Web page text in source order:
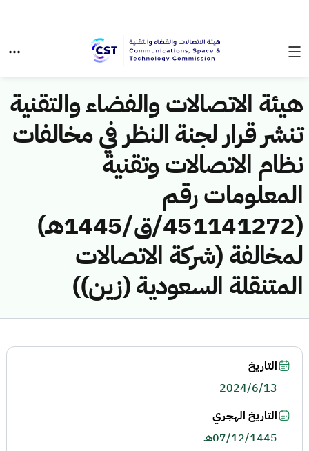
هيئة الاتصالات والفضاء والتقنية
تنشر قرار لجنة النظر في مخالفات
نظام الاتصالات وتقنية
المعلومات رقم
(451141272/ق/1445هـ)
لمخالفة (شركة الاتصالات
المتنقلة السعودية (زين))
التاريخ
2024/6/13
التاريخ الهجري
07/12/1445هـ